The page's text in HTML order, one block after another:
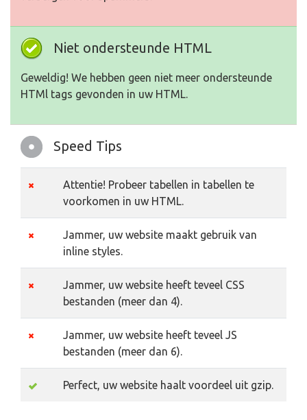
Niet ondersteunde HTML
Geweldig! We hebben geen niet meer ondersteunde
HTMl tags gevonden in uw HTML.
Speed Tips
Attentie! Probeer tabellen in tabellen te
voorkomen in uw HTML.
Jammer, uw website maakt gebruik van
inline styles.
Jammer, uw website heeft teveel CSS
bestanden (meer dan 4).
Jammer, uw website heeft teveel JS
bestanden (meer dan 6).
Perfect, uw website haalt voordeel uit gzip.